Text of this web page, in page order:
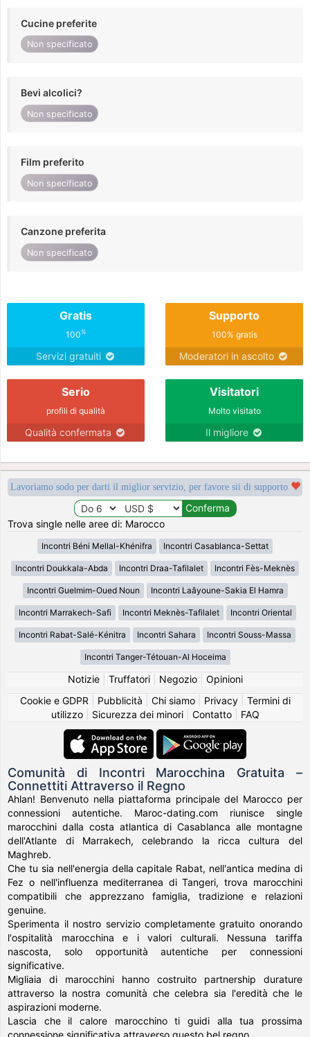
Cucine preferite
Non specificato
Bevi alcolici?
Non specificato
Film preferito
Non specificato
Canzone preferita
Non specificato
Gratis
100%
Servizi gratuiti
Supporto
100% gratis
Moderatori in ascolto
Serio
profili di qualità
Qualità confermata
Visitatori
Molto visitato
Il migliore
Lavoriamo sodo per darti il miglior servizio, per favore sii di supporto
Trova single nelle aree di: Marocco
Incontri Béni Mellal-Khénifra Incontri Casablanca-Settat
Incontri Doukkala-Abda Incontri Draa-Tafilalet Incontri Fès-Meknès
Incontri Guelmim-Oued Noun Incontri Laâyoune-Sakia El Hamra
Incontri Marrakech-Safi Incontri Meknès-Tafilalet Incontri Oriental
Incontri Rabat-Salé-Kénitra Incontri Sahara Incontri Souss-Massa
Incontri Tanger-Tétouan-Al Hoceima
Notizie| Truffatori| Negozio| Opinioni
Cookie e GDPR
Pubblicità Chi siamo| Privacy| Termini di
utilizzo| Sicurezza dei minori| Contatto| FAQ
Comunità di Incontri Marocchina Gratuita –
Connettiti Attraverso il Regno
Ahlan! Benvenuto nella piattaforma principale del Marocco per
connessioni autentiche. Maroc-dating.com riunisce single
marocchini dalla costa atlantica di Casablanca alle montagne
dell'Atlante di Marrakech, celebrando la ricca cultura del
Maghreb.
Che tu sia nell'energia della capitale Rabat, nell'antica medina di
Fez o nell'influenza mediterranea di Tangeri, trova marocchini
compatibili che apprezzano famiglia, tradizione e relazioni
genuine.
Sperimenta il nostro servizio completamente gratuito onorando
l'ospitalità marocchina e i valori culturali. Nessuna tariffa
nascosta, solo opportunità autentiche per connessioni
significative.
Migliaia di marocchini hanno costruito partnership durature
attraverso la nostra comunità che celebra sia l'eredità che le
aspirazioni moderne.
Lascia che il calore marocchino ti guidi alla tua prossima
connessione significativa attraverso questo bel regno.